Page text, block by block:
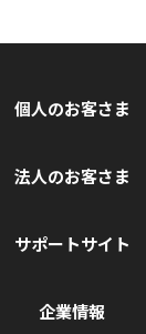
個人のお客さま
法人のお客さま
サポートサイト
企業情報